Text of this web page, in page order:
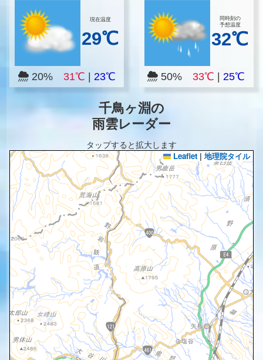
現在温度
29℃
20% 31℃ 23℃
同時刻の
予想温度
32℃
50%33℃ |25℃
千鳥ヶ淵の
雨雲レーダー
タップすると拡大します
Leaflet | 地理院タイル